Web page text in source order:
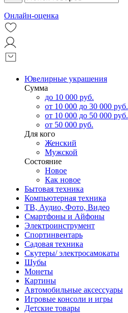
Онлайн-оценка
Ювелирные украшения
Сумма
до 10 000 руб.
от 10 000 до 30 000 руб.
от 10 000 до 50 000 руб.
от 50 000 руб.
Для кого
Женский
Мужской
Состояние
Новое
Как новое
Бытовая техника
Компьютерная техника
ТВ, Аудио, Фото, Видео
Смартфоны и Айфоны
Электроинструмент
Спортинвентарь
Садовая техника
Скутеры/ электросамокаты
Шубы
Монеты
Картины
Автомобильные аксессуары
Игровые консоли и игры
Детские товары